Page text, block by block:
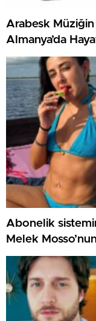
Arabesk
Almanya’da
Abonelik
Melek